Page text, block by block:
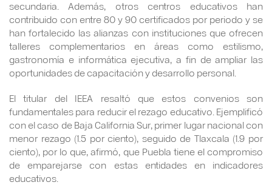
secundaria. Además, otros centros educativos han
contribuido con entre 80 y 90 certificados por periodo y se
han fortalecido las alianzas con instituciones que ofrecen
talleres complementarios en áreas como estilismo,
gastronomía e informática ejecutiva, a fin de ampliar las
oportunidades de capacitación y desarrollo personal.
El titular del IEEA resaltó que estos convenios son
fundamentales para reducir el rezago educativo. Ejemplificó
con el caso de Baja California Sur, primer lugar nacional con
menor rezago (1.5 por ciento), seguido de Tlaxcala (1.9 por
ciento), por lo que, afirmó, que Puebla tiene el compromiso
de emparejarse con estas entidades en indicadores
educativos.